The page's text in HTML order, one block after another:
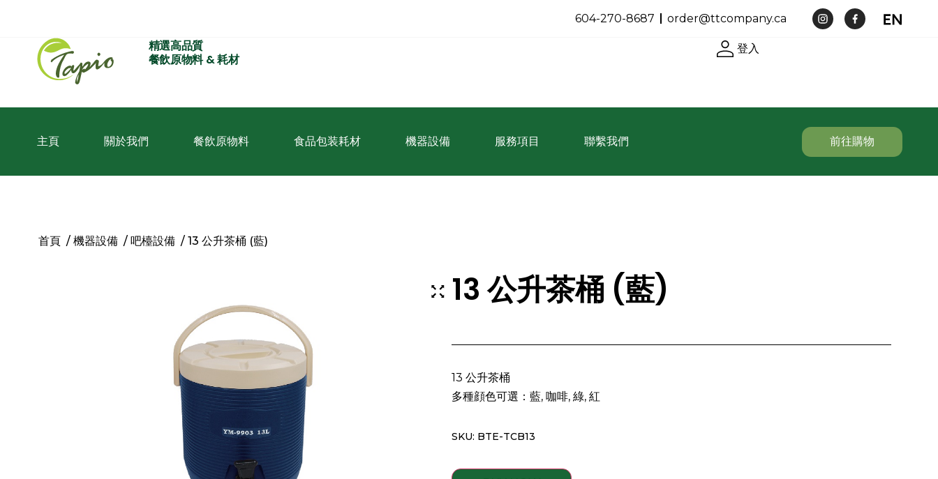
604-270-8687 order@ttcompany.ca
精選高品質
餐飲原物料 & 耗材
登入
主頁 關於我們 餐飲原物料 食品包装耗材 機器設備 服務項目 聯繫我們 前往購物
首頁 / 機器設備 / 吧檯設備 / 13 公升茶桶 (藍)
13 公升茶桶 (藍)
13 公升茶桶
多種顔色可選：藍, 咖啡, 綠, 紅
SKU: BTE-TCB13